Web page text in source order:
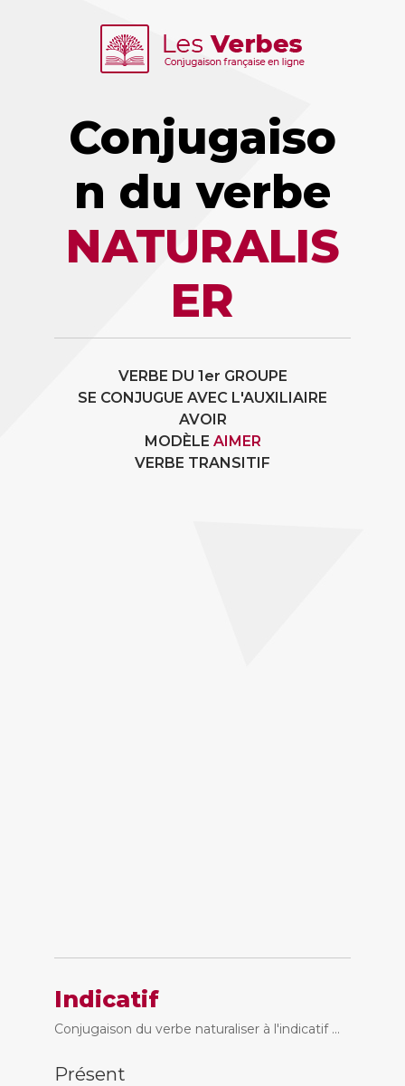
Conjugaiso
n du verbe
NATURALIS
ER
VERBE DU 1er GROUPE
SE CONJUGUE AVEC L'AUXILIAIRE
AVOIR
MODÈLE AIMER
VERBE TRANSITIF
Indicatif
Conjugaison du verbe naturaliser à l'indicatif ...
Présent